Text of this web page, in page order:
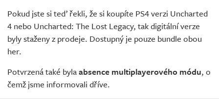
Pokud jste si teď řekli, že si koupíte PS4 verzi Uncharted
4 nebo Uncharted: The Lost Legacy, tak digitální verze
byly staženy z prodeje. Dostupný je pouze bundle obou
her.
Potvrzená také bylaabsence multiplayerového módu, o
čemž jsme informovali dříve.